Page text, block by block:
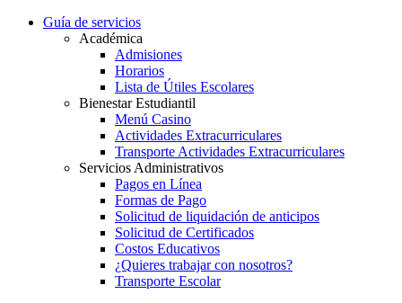
Guía de servicios
Académica
Admisiones
Horarios
Lista de Útiles Escolares
Bienestar Estudiantil
Menú Casino
Actividades Extracurriculares
Transporte Actividades Extracurriculares
Servicios Administrativos
Pagos en Línea
Formas de Pago
Solicitud de liquidación de anticipos
Solicitud de Certificados
Costos Educativos
¿Quieres trabajar con nosotros?
Transporte Escolar